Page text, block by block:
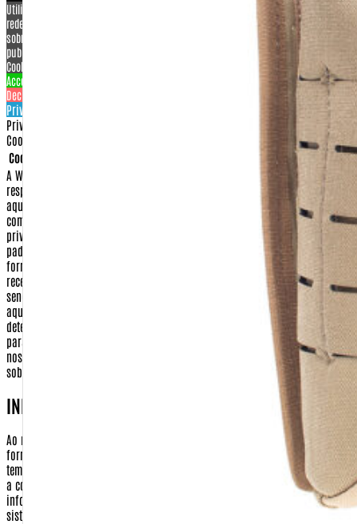
Utilizamos cookies para personalizar conteúdo e anúncios, oferecer recursos de
redes sociais e analisar o nosso tráfego. Também compartilhamos informações
sobre a sua utilização do nosso site com os nossos parceiros de redes sociais,
publicidade e análise.
Cookies settings
Accept
Decline
Privacy & Cookie policy
Privacy & Cookies policy
Cookies list
Cookie name
A Warfare.com.br sempre construiu sua imagem baseada na proteção e no
respeito aos direitos de seus consumidores.
Dessa forma, apresentamos
aqui nossa Política de Privacidade e Segurança para que, ao realizar sua
compra conosco, você tenha sempre a certeza de que o sigilo e a
privacidade de seus dados serão respeitados dentro dos mais rigorosos
padrões de segurança na internet.
Isso significa que qualquer dado
fornecido por você, seja no momento da compra ou no cadastramento para
receber algum dos nossos serviços, será guardado em nossos arquivos, não
sendo fornecido a terceiros para nenhuma outra utilização que não seja
aquela à qual você fez opção.
Confira abaixo quais os itens que
determinam nossa Política de Privacidade e Segurança e envie um e-mail
para
caso ainda reste algum dúvida sobre
nossos procedimentos, ou caso você deseje reportar alguma falha nossa
sobre este assunto.
INFORMAÇÕES COLETADAS
Ao realizar uma compra em nosso site pela primeira vez, será necessário o
fornecimento de algumas informações suas, que ficarão guardadas
temporariamente em nosso servidor de dados, até que possamos processar
a compra e o envio de seus produtos. Após o envio de sua encomenda, as
informações financeiras serão automaticamente eliminadas do nosso
sistema, só permanecendo seus dados cadastrais.]